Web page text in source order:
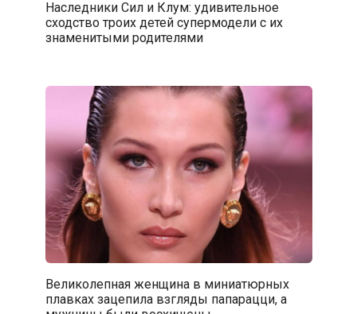
Наследники Сил и Клум: удивительное
сходство троих детей супермодели с их
знаменитыми родителями
Великолепная женщина в миниатюрных
плавках зацепила взгляды папарацци, а